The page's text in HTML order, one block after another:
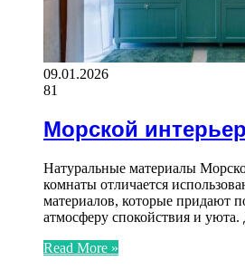
09.01.2026
81
Морской
Натуральные материалы
комнаты отличается
материалов, которые придают
атмосферу спокойствия и
Read More »